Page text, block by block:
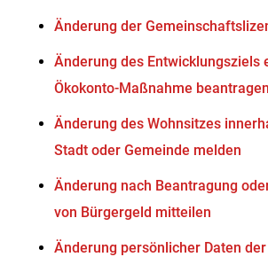
Änderung der
Änderung des Entwicklungsziels
Ökokonto-Maßnahme beantragen
Änderung des Wohnsitzes
Stadt oder Gemeinde melden
Änderung nach Beantragung
von Bürgergeld mitteilen
Änderung persönlicher Daten